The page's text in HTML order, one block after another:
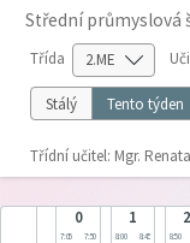
Střední průmyslová
Třída
Stálý Tento týden
Třídní učitel: Mgr.
0
7:05 7:50
1
8:00 8:45
2
8:50